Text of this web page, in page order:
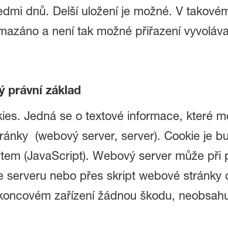
dnů. Delší uložení je možné. V
a není tak možné přiřazení
právní základ
Jedná se o textové informace, které
(webový server, server). Cookie je
(JavaScript). Webový server může
nebo přes skript webové stránky
zařízení žádnou škodu,